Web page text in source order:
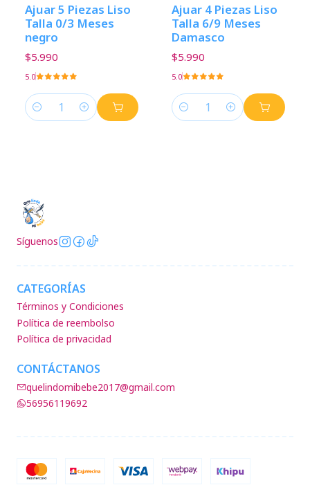
Ajuar 5 Piezas Liso
Talla 0/3 Meses
negro
$5.990
5.0
Cantidad
Ajuar 4 Piezas Liso
Talla 6/9 Meses
Damasco
$5.990
5.0
Cantidad
Síguenos
CATEGORÍAS
Términos y Condiciones
Política de reembolso
Política de privacidad
CONTÁCTANOS
quelindomibebe2017@gmail.com
56956119692